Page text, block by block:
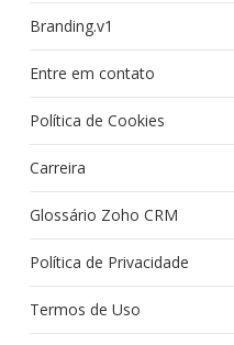
Branding.v1
Entre em contato
Política de Cookies
Carreira
Glossário Zoho CRM
Política de Privacidade
Termos de Uso